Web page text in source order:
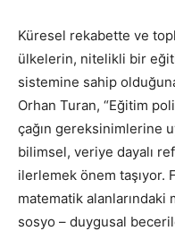
Küresel rekabette ve
ülkelerin, nitelikli bir
sistemine sahip
Orhan Turan, “Eğitim
çağın gereksinimlerine
bilimsel, veriye dayalı
ilerlemek önem taşıyor.
matematik
sosyo – duygusal